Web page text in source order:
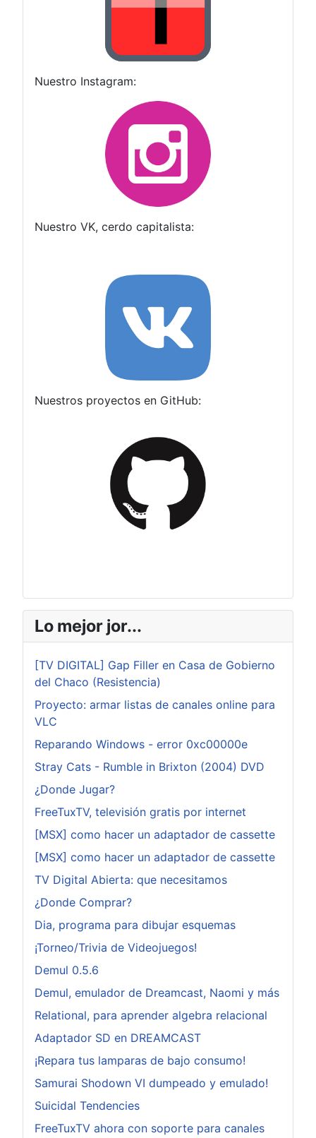
Nuestro Instagram:
Nuestro VK, cerdo capitalista:
Nuestros proyectos en GitHub:
Lo mejor jor...
[TV DIGITAL] Gap Filler en Casa de Gobierno
del Chaco (Resistencia)
Proyecto: armar listas de canales online para
VLC
Reparando Windows - error 0xc00000e
Stray Cats - Rumble in Brixton (2004) DVD
¿Donde Jugar?
FreeTuxTV, televisión gratis por internet
[MSX] como hacer un adaptador de cassette
[MSX] como hacer un adaptador de cassette
TV Digital Abierta: que necesitamos
¿Donde Comprar?
Dia, programa para dibujar esquemas
¡Torneo/Trivia de Videojuegos!
Demul 0.5.6
Demul, emulador de Dreamcast, Naomi y más
Relational, para aprender algebra relacional
Adaptador SD en DREAMCAST
¡Repara tus lamparas de bajo consumo!
Samurai Shodown VI dumpeado y emulado!
Suicidal Tendencies
FreeTuxTV ahora con soporte para canales